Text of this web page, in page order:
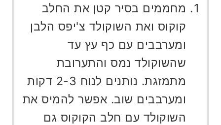
מחממים בסיר קטן את החלב
קוקוס ואת השוקולד צ'יפס הלבן
ומערבבים עם כף עץ עד
שהשוקולד נמס והתערובת
מתמזגת. נותנים לנוח 2-3 דקות
ומערבבים שוב. אפשר להמיס את
השוקולד עם חלב הקוקוס גם